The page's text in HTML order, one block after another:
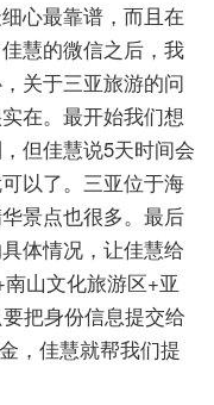
心最靠谱，而且在
慧的微信之后，我
关于三亚旅游的问
在。最开始我们想
但佳慧说5天时间会
以了。三亚位于海
景点也很多。最后
体情况，让佳慧给
山文化旅游区+亚
把身份信息提交给
，佳慧就帮我们提